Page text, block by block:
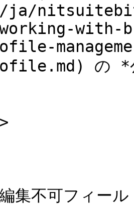
ja/
with-
の *公
集不可フィー